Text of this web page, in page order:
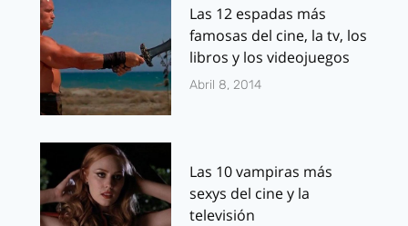
Las 12 espadas más
famosas del cine, la tv, los
libros y los videojuegos
Abril 8, 2014
Las 10 vampiras más
sexys del cine y la
televisión